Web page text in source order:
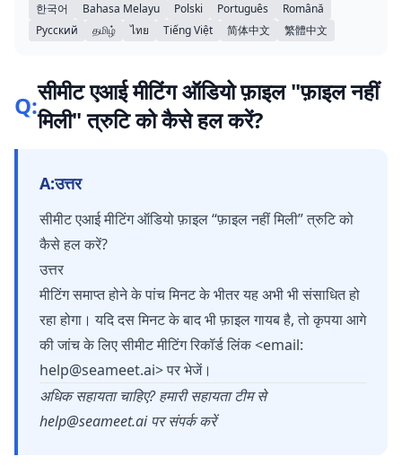
한국어
Bahasa Melayu Polski Português
Română
Русский
தமிழ் ไทย Tiếng Việt 简体中文 繁體中文
Q:सीमीट एआई मीटिंग ऑडियो फ़ाइल "फ़ाइल नहीं
मिली" त्रुटि को कैसे हल करें?
A:उत्तर
सीमीट एआई मीटिंग ऑडियो फ़ाइल “फ़ाइल नहीं मिली” त्रुटि को
कैसे हल करें?
उत्तर
मीटिंग समाप्त होने के पांच मिनट के भीतर यह अभी भी संसाधित हो
रहा होगा। यदि दस मिनट के बाद भी फ़ाइल गायब है, तो कृपया आगे
की जांच के लिए सीमीट मीटिंग रिकॉर्ड लिंक <email:
help@seameet.ai> पर भेजें।
अधिक सहायता चाहिए? हमारी सहायता टीम से
help@seameet.aiपर संपर्क करें